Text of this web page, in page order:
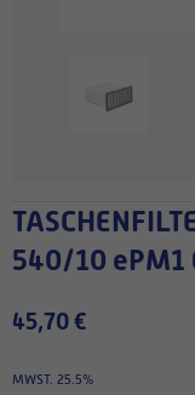
TASCHENFILTER 592x287-
540/10 ePM1
45,70 €
MWST. 25.5%